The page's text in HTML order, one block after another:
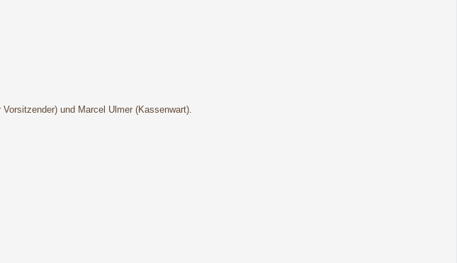
und Marcel Ulmer (Kassenwart).